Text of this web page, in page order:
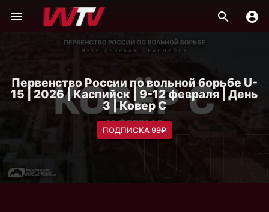
Первенство России по вольной борьбе U-
15 | 2026 | Каспийск | 9-12 февраля | День
3 | Ковер C
ПОДПИСКА 99₽